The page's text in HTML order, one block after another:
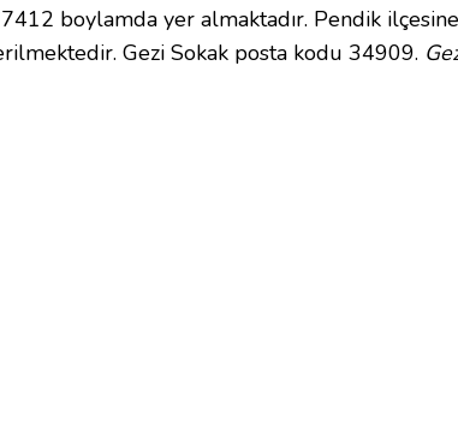
boylamda yer almaktadır. Pendik ilçesine
Gezi Sokak posta kodu 34909.